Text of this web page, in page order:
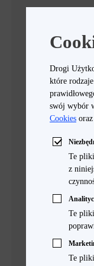
Wybierając
obsługą. Kolejną
prawdziwą
Co musi mieć
Smartfon
akumulatory
naładowanie go
Nie bez
godzin. Ważne
wzornictwa i
Drogi
które
swój wybór
Cookies oraz
Te
z
Te
Te